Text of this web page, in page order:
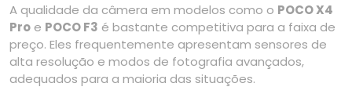
A qualidade da câmera em modelos como o POCO X4
Pro e POCO F3 é bastante competitiva para a faixa de
preço. Eles frequentemente apresentam sensores de
alta resolução e modos de fotografia avançados,
adequados para a maioria das situações.